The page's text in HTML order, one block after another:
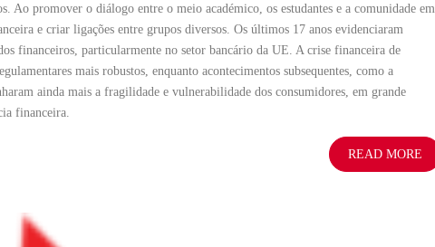
Ao promover o diálogo entre o meio académico, os estudantes e a comunidade em
e criar ligações entre grupos diversos. Os últimos 17 anos evidenciaram
financeiros, particularmente no setor bancário da UE. A crise financeira de
mais robustos, enquanto acontecimentos subsequentes, como a
ainda mais a fragilidade e vulnerabilidade dos consumidores, em grande
financeira.
READ MORE